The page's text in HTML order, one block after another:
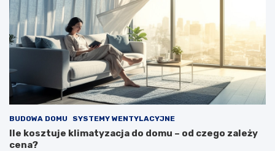
BUDOWA DOMU SYSTEMY WENTYLACYJNE
Ile kosztuje klimatyzacja do domu – od czego zależy
cena?